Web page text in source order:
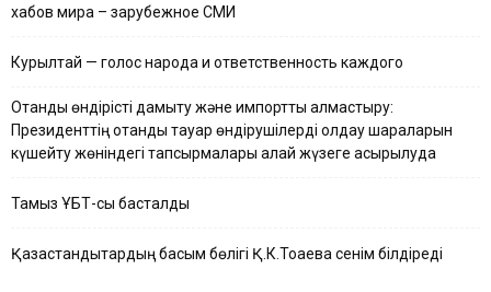
хабов мира – зарубежное СМИ
Курылтай — голос народа и ответственность каждого
Отандық өндірісті дамыту және импортты алмастыру:
Президенттің отандық тауар өндірушілерді қолдау шараларын
күшейту жөніндегі тапсырмалары қалай жүзеге асырылуда
Тамыз ҰБТ-сы басталды
Қазақстандықтардың басым бөлігі Қ.К.Тоқаевқа сенім білдіреді